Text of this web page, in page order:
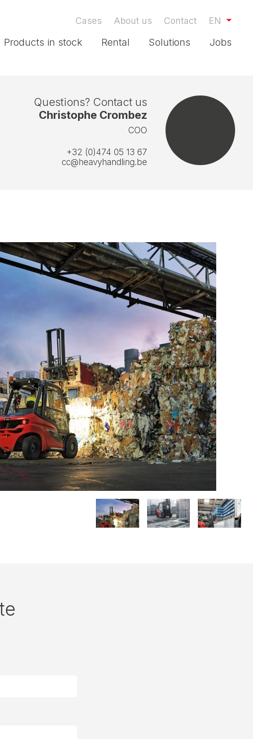
Cases About us Contact EN
Products in stock Rental Solutions Jobs
Questions? Contact us
Christophe Crombez
COO
+32 (0)474 05 13 67
cc@heavyhandling.be